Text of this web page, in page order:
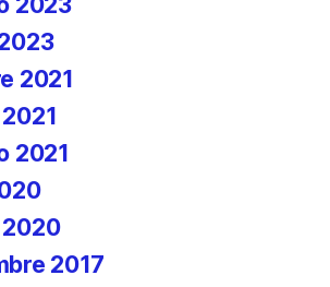
2021
2021
2017